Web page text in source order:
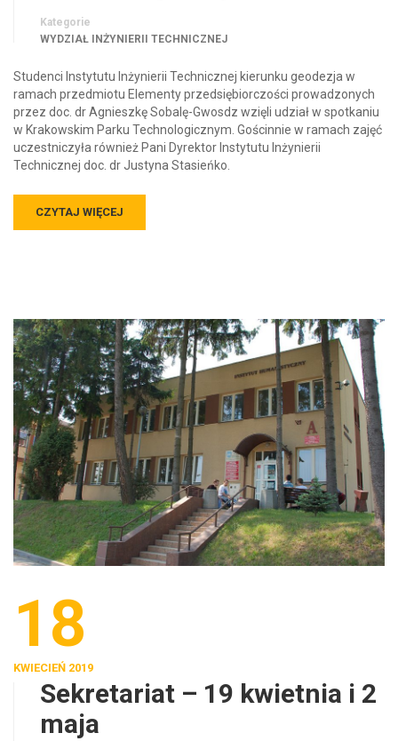
Kategorie
WYDZIAŁ INŻYNIERII TECHNICZNEJ
Studenci Instytutu Inżynierii Technicznej kierunku geodezja w
ramach przedmiotu Elementy przedsiębiorczości prowadzonych
przez doc. dr Agnieszkę Sobalę-Gwosdz wzięli udział w spotkaniu
w Krakowskim Parku Technologicznym. Gościnnie w ramach zajęć
uczestniczyła również Pani Dyrektor Instytutu Inżynierii
Technicznej doc. dr Justyna Stasieńko.
CZYTAJ WIĘCEJ
18
KWIECIEŃ 2019
Sekretariat – 19 kwietnia i 2
maja